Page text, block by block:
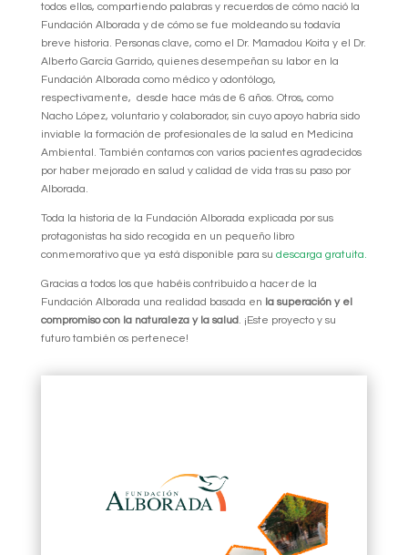
todos ellos, compartiendo palabras y recuerdos de cómo nació la
Fundación Alborada y de cómo se fue moldeando su todavía
breve historia. Personas clave, como el Dr. Mamadou Koita y el Dr.
Alberto García Garrido, quienes desempeñan su labor en la
Fundación Alborada como médico y odontólogo,
respectivamente, desde hace más de 6 años. Otros, como
Nacho López, voluntario y colaborador, sin cuyo apoyo habría sido
inviable la formación de profesionales de la salud en Medicina
Ambiental. También contamos con varios pacientes agradecidos
por haber mejorado en salud y calidad de vida tras su paso por
Alborada.
Toda la historia de la Fundación Alborada explicada por sus
protagonistas ha sido recogida en un pequeño libro
conmemorativo que ya está disponible para su descarga gratuita.
Gracias a todos los que habéis contribuido a hacer de la
Fundación Alborada una realidad basada en la superación y el
compromiso con la naturaleza y la salud. ¡Este proyecto y su
futuro también os pertenece!